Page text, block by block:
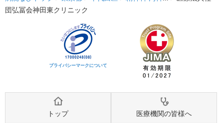
団弘冨会神田東クリニック
プライバシーマークについて
トップ 医療機関の皆様へ